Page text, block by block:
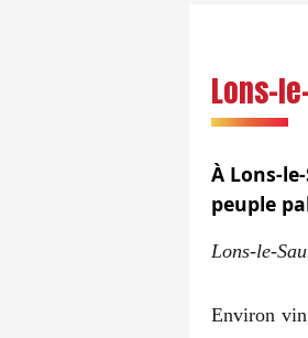
Lons-
À Lons-
peuple
Lons-le-
Environ